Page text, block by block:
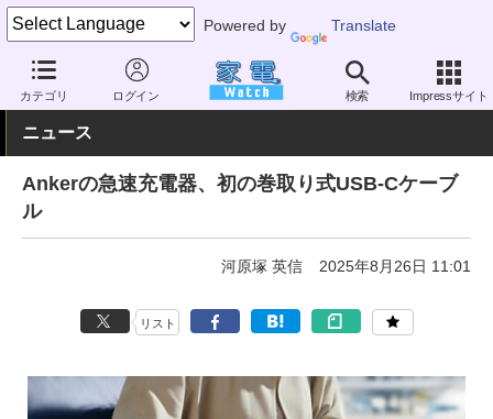
Powered by Translate
カテゴリ ログイン 検索 Impressサイト
家電 Watch 生活家電 電池・タップ
ニュース
Ankerの急速充電器、初の巻取り式USB-Cケーブ
ル
河原塚 英信 2025年8月26日 11:01
リスト